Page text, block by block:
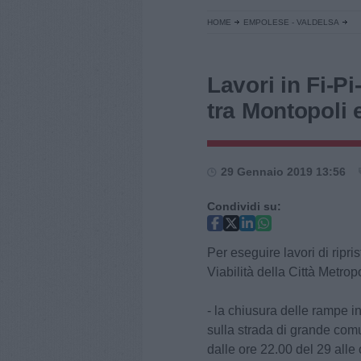
HOME EMPOLESE - VALDELSA
Lavori in Fi-
tra Montopoli
29 Gennaio 2019 13:56
Condividi su:
Per eseguire lavori di
Viabilità della Città
- la chiusura delle rampe
sulla strada di grande
dalle ore 22.00 del 29 alle